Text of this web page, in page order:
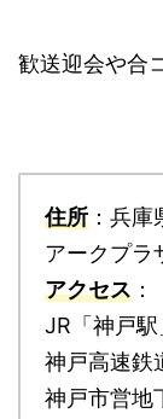
歓送迎会や合
住所 ：兵
アークプラ
アクセス ：
JR「神戸
神戸高速鉄
神戸市営地